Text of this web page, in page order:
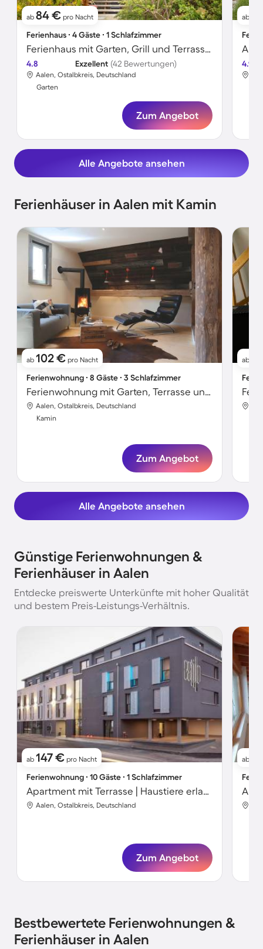
ab 84 € pro Nacht
Ferienhaus ∙ 4 Gäste ∙ 1 Schlafzimmer
Ferienhaus mit Garten, Grill und Terrasse | Haustiere sind willkommen
4.8 Exzellent (42 Bewertungen)
Aalen, Ostalbkreis, Deutschland
Garten
Zum Angebot
ab
4.9
Alle Angebote ansehen
Ferienhäuser in Aalen mit Kamin
ab 102 € pro Nacht
Ferienwohnung ∙ 8 Gäste ∙ 3 Schlafzimmer
Ferienwohnung mit Garten, Terrasse und Grill
Aalen, Ostalbkreis, Deutschland
Kamin
Zum Angebot
ab
Alle Angebote ansehen
Günstige Ferienwohnungen &
Ferienhäuser in Aalen
Entdecke preiswerte Unterkünfte mit hoher Qualität
und bestem Preis-Leistungs-Verhältnis.
ab 147 € pro Nacht
Ferienwohnung ∙ 10 Gäste ∙ 1 Schlafzimmer
Apartment mit Terrasse | Haustiere erlaubt
Aalen, Ostalbkreis, Deutschland
Zum Angebot
ab
Bestbewertete Ferienwohnungen &
Ferienhäuser in Aalen